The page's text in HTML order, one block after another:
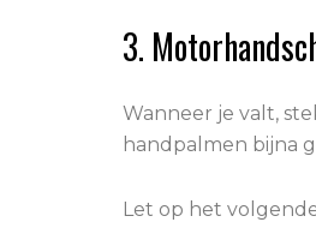
3.
Wanneer je valt,
handpalmen bijna
Let op het